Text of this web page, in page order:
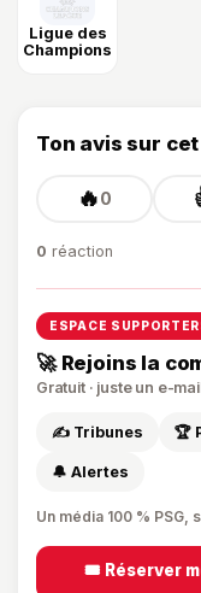
Ligue des
Champions
Ton avis sur
🔥0
0 réaction
ESPACE
🚀 Rejoins la
Gratuit · juste un e-
✍️ Tribunes 🏆
🔔 Alertes
Un média 100 %
🎟️ Réserver